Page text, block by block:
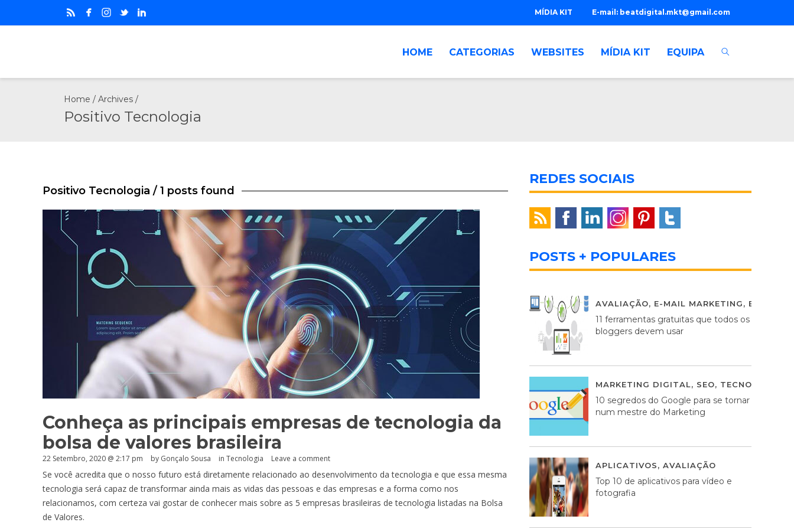
E-mail: beatdigital.mkt@gmail.com
MÍDIA KIT
HOME CATEGORIAS WEBSITES MÍDIA KIT EQUIPA
Home / Archives /
Positivo Tecnologia
Positivo Tecnologia / 1 posts found
Conheça as principais empresas de tecnologia da
bolsa de valores brasileira
22 Setembro, 2020 @ 2:17 pm by Gonçalo Sousa in Tecnologia Leave a comment
Se você acredita que o nosso futuro está diretamente relacionado ao desenvolvimento da tecnologia e que essa mesma
tecnologia será capaz de transformar ainda mais as vidas das pessoas e das empresas e a forma como nos
relacionamos, com certeza vai gostar de conhecer mais sobre as 5 empresas brasileiras de tecnologia listadas na Bolsa
de Valores.
REDES SOCIAIS
POSTS + POPULARES
AVALIAÇÃO, E-MAIL MARKETING,
11 ferramentas gratuitas que todos os
bloggers devem usar
MARKETING DIGITAL, SEO, TECNOLOGIA
10 segredos do Google para se tornar
num mestre do Marketing
APLICATIVOS, AVALIAÇÃO
Top 10 de aplicativos para vídeo e
fotografia